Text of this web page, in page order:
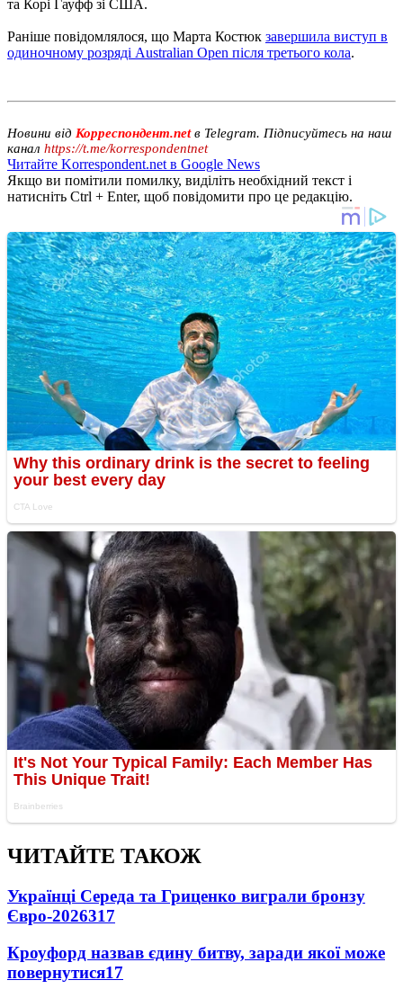
та Корі Гауфф зі США.
Раніше повідомлялося, що Марта Костюк завершила виступ в
одиночному розряді Australian Open після третього кола.
Новини від Корреспондент.netв Telegram. Підписуйтесь на наш
канал https://t.me/korrespondentnet
Читайте Korrespondent.net в Google News
Якщо ви помітили помилку, виділіть необхідний текст і
натисніть Ctrl + Enter, щоб повідомити про це редакцію.
ЧИТАЙТЕ ТАКОЖ
Українці Середа та Гриценко виграли бронзу
Євро-2026317
Кроуфорд назвав єдину битву, заради якої може
повернутися17